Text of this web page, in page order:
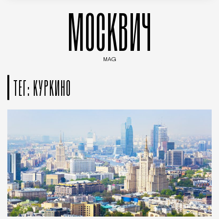
МОСКВИЧ
MAG
ТЕГ: КУРКИНО